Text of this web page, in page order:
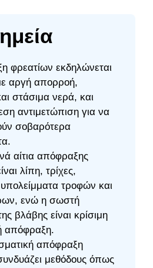
φρεατίων εκδηλώνεται
αργή απορροή,
στάσιμα νερά, και
αντιμετώπιση για να
σοβαρότερα
αίτια απόφραξης
λίπη, τρίχες,
τροφών και
ενώ η σωστή
βλάβης είναι κρίσιμη
απόφραξη.
απόφραξη
μεθόδους όπως